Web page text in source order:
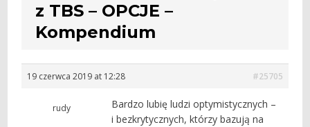
z TBS – OPCJE –
Kompendium
19 czerwca 2019 at 12:28 #25705
rudy
Bardzo lubię ludzi optymistycznych –
i bezkrytycznych, którzy bazują na